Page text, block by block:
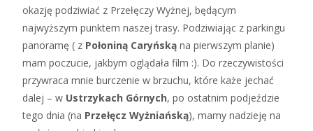
okazję podziwiać z Przełęczy Wyżnej, będącym
najwyższym punktem naszej trasy. Podziwiając z parkingu
panoramę ( z Połoniną Caryńską na pierwszym planie)
mam poczucie, jakbym oglądała film :). Do rzeczywistości
przywraca mnie burczenie w brzuchu, które każe jechać
dalej – w Ustrzykach Górnych, po ostatnim podjeździe
tego dnia (na Przełęcz Wyżniańską), mamy nadzieję na